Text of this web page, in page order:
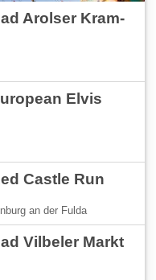
Arolser Kram-
Elvis
Castle Run
an der Fulda
Vilbeler Markt